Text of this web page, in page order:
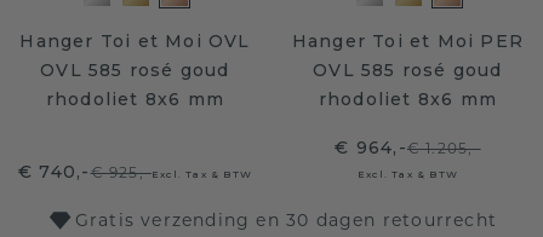
Hanger Toi et Moi OVL
OVL 585 rosé goud
rhodoliet 8x6 mm
€ 740,-€ 925,-Excl. Tax & BTW
Hanger Toi et Moi PER
OVL 585 rosé goud
rhodoliet 8x6 mm
€ 964,-€ 1.205,-
Excl. Tax & BTW
Gratis verzending en 30 dagen retourrecht